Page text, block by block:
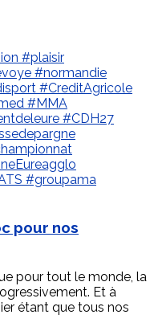
#plaisir
#normandie
#CreditAgricole
#MMA
#CDH27
#groupama
pour nos
pour tout le monde, la
Et à
étant que tous nos